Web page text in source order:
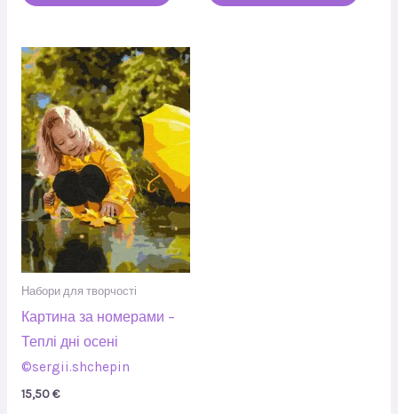
Набори для творчості
Картина за номерами –
Теплі дні осені
©sergii.shchepin
15,50€